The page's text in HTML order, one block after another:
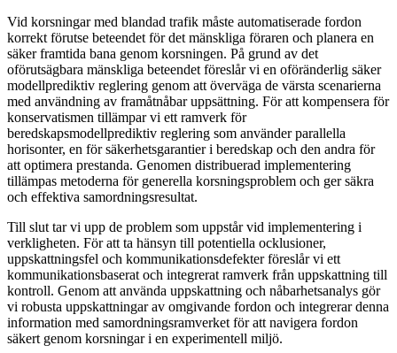
Vid korsningar med blandad trafik måste automatiserade fordon
korrekt förutse beteendet för det mänskliga föraren och planera en
säker framtida bana genom korsningen. På grund av det
oförutsägbara mänskliga beteendet föreslår vi en oföränderlig säker
modellprediktiv reglering genom att överväga de värsta scenarierna
med användning av framåtnåbar uppsättning. För att kompensera för
konservatismen tillämpar vi ett ramverk för
beredskapsmodellprediktiv reglering som använder parallella
horisonter, en för säkerhetsgarantier i beredskap och den andra för
att optimera prestanda. Genomen distribuerad implementering
tillämpas metoderna för generella korsningsproblem och ger säkra
och effektiva samordningsresultat.
Till slut tar vi upp de problem som uppstår vid implementering i
verkligheten. För att ta hänsyn till potentiella ocklusioner,
uppskattningsfel och kommunikationsdefekter föreslår vi ett
kommunikationsbaserat och integrerat ramverk från uppskattning till
kontroll. Genom att använda uppskattning och nåbarhetsanalys gör
vi robusta uppskattningar av omgivande fordon och integrerar denna
information med samordningsramverket för att navigera fordon
säkert genom korsningar i en experimentell miljö.